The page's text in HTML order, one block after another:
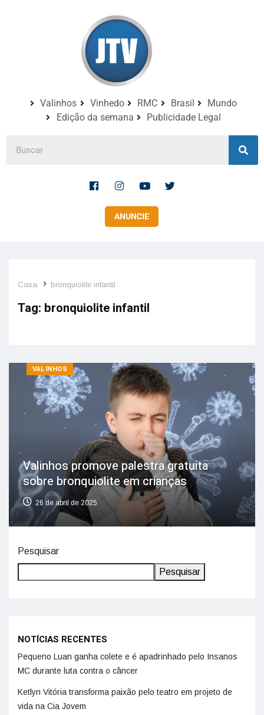
Valinhos Vinhedo RMC Brasil
Mundo
Edição da semana
Publicidade Legal
ANUNCIE
Casa bronquiolite infantil
Tag: bronquiolite infantil
VALINHOS
Valinhos promove palestra gratuita
sobre bronquiolite em crianças
26 de abril de 2025
Pesquisar
Pesquisar
NOTÍCIAS RECENTES
Pequeno Luan ganha colete e é apadrinhado pelo Insanos
MC durante luta contra o câncer
Ketlyn Vitória transforma paixão pelo teatro em projeto de
vida na Cia Jovem